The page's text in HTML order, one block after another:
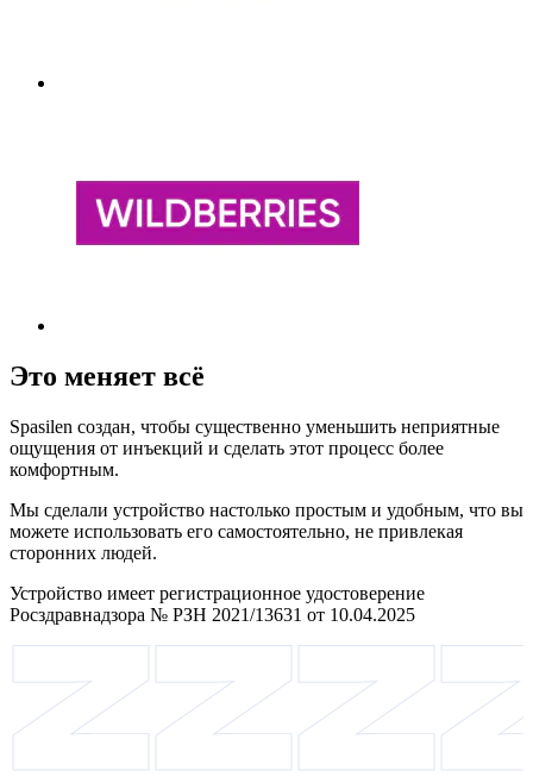
Это меняет всё
Spasilen создан, чтобы существенно уменьшить неприятные
ощущения от инъекций и сделать этот процесс более
комфортным.
Мы сделали устройство настолько простым и удобным, что вы
можете использовать его самостоятельно, не привлекая
сторонних людей.
Устройство имеет регистрационное удостоверение
Росздравнадзора № РЗН 2021/13631 от 10.04.2025